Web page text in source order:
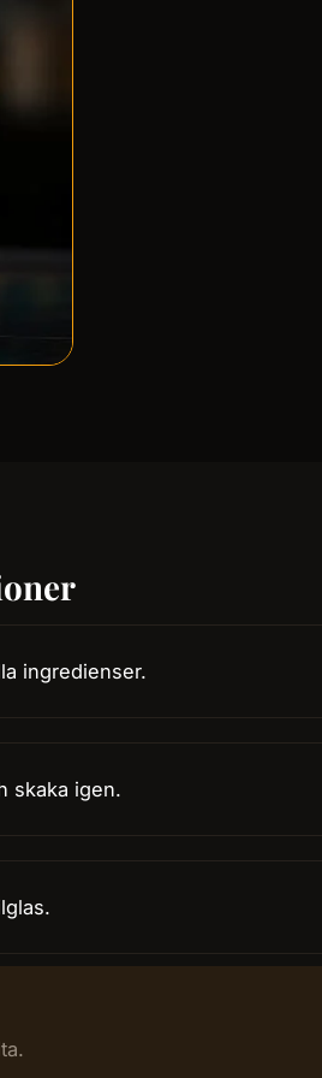
ingredienser.
skaka igen.